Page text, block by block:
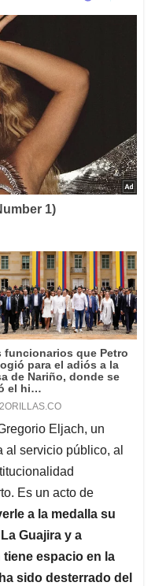
Eljach, un
al servicio público, al
Es un acto de
a la medalla su
Guajira y a
espacio en la
sido desterrado del